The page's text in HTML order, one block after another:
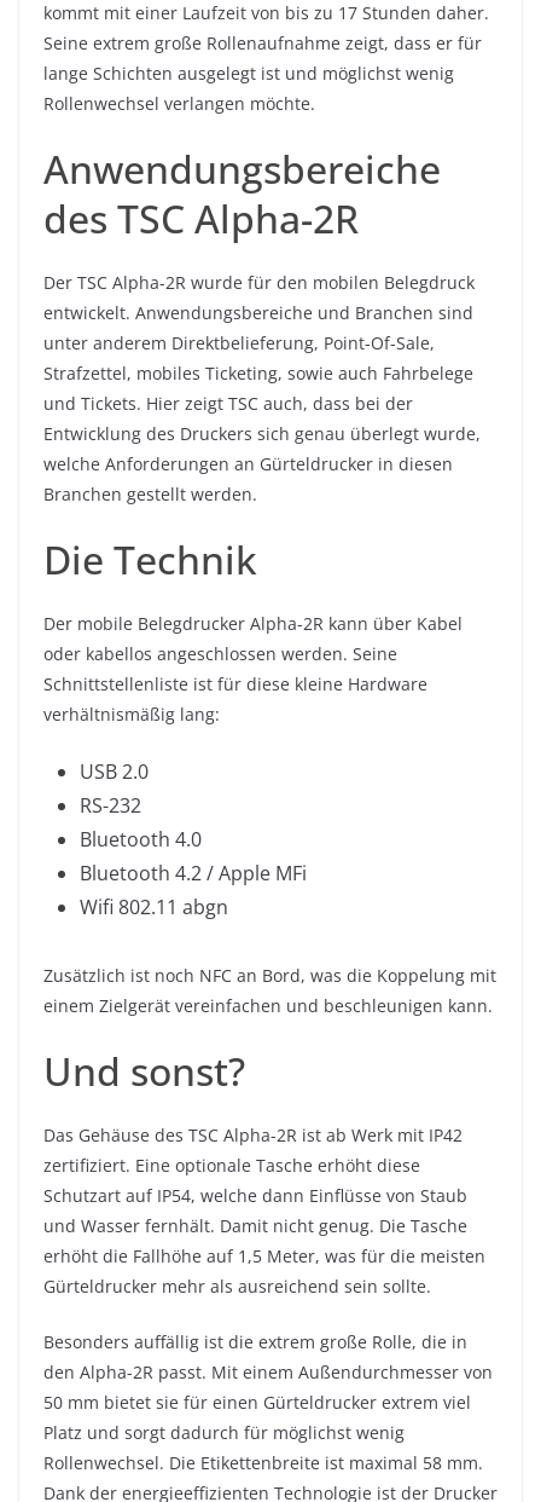
kommt mit einer Laufzeit von bis zu 17 Stunden daher.
Seine extrem große Rollenaufnahme zeigt, dass er für
lange Schichten ausgelegt ist und möglichst wenig
Rollenwechsel verlangen möchte.
Anwendungsbereiche
des TSC Alpha-2R
Der TSC Alpha-2R wurde für den mobilen Belegdruck
entwickelt. Anwendungsbereiche und Branchen sind
unter anderem Direktbelieferung, Point-Of-Sale,
Strafzettel, mobiles Ticketing, sowie auch Fahrbelege
und Tickets. Hier zeigt TSC auch, dass bei der
Entwicklung des Druckers sich genau überlegt wurde,
welche Anforderungen an Gürteldrucker in diesen
Branchen gestellt werden.
Die Technik
Der mobile Belegdrucker Alpha-2R kann über Kabel
oder kabellos angeschlossen werden. Seine
Schnittstellenliste ist für diese kleine Hardware
verhältnismäßig lang:
USB 2.0
RS-232
Bluetooth 4.0
Bluetooth 4.2 / Apple MFi
Wifi 802.11 abgn
Zusätzlich ist noch NFC an Bord, was die Koppelung mit
einem Zielgerät vereinfachen und beschleunigen kann.
Und sonst?
Das Gehäuse des TSC Alpha-2R ist ab Werk mit IP42
zertifiziert. Eine optionale Tasche erhöht diese
Schutzart auf IP54, welche dann Einflüsse von Staub
und Wasser fernhält. Damit nicht genug. Die Tasche
erhöht die Fallhöhe auf 1,5 Meter, was für die meisten
Gürteldrucker mehr als ausreichend sein sollte.
Besonders auffällig ist die extrem große Rolle, die in
den Alpha-2R passt. Mit einem Außendurchmesser von
50 mm bietet sie für einen Gürteldrucker extrem viel
Platz und sorgt dadurch für möglichst wenig
Rollenwechsel. Die Etikettenbreite ist maximal 58 mm.
Dank der energieeffizienten Technologie ist der Drucker